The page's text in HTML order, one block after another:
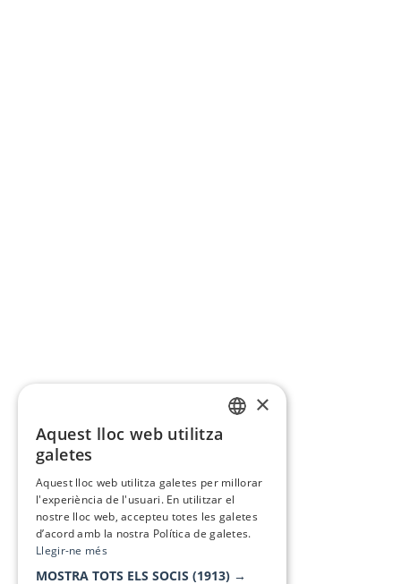
×
Aquest lloc web utilitza
galetes
Aquest lloc web utilitza galetes per millorar
l'experiència de l'usuari. En utilitzar el
nostre lloc web, accepteu totes les galetes
d’acord amb la nostra Política de galetes.
Llegir-ne més
MOSTRA TOTS ELS SOCIS (1913) →